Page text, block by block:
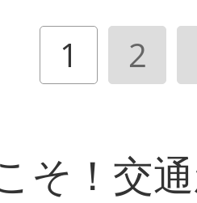
1 2
そ！交